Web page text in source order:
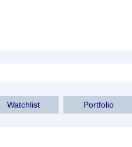
Portfolio
Watchlist